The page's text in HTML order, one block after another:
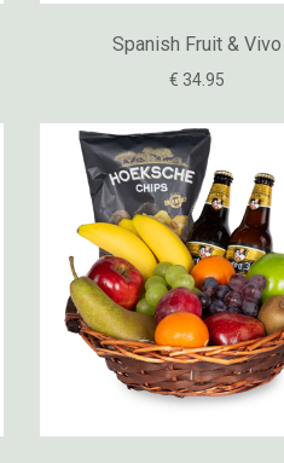
Spanish Fruit & Vivo
€ 34.95